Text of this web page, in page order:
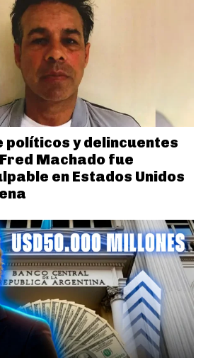
políticos y delincuentes
Machado fue
en Estados Unidos